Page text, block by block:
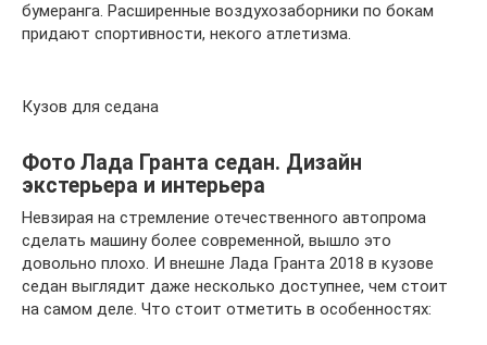
бумеранга. Расширенные воздухозаборники по бокам
придают спортивности, некого атлетизма.
Кузов для седана
Фото Лада Гранта седан. Дизайн
экстерьера и интерьера
Невзирая на стремление отечественного автопрома
сделать машину более современной, вышло это
довольно плохо. И внешне Лада Гранта 2018 в кузове
седан выглядит даже несколько доступнее, чем стоит
на самом деле. Что стоит отметить в особенностях: